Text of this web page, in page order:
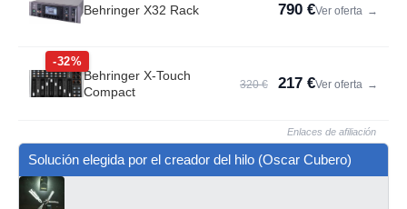
Behringer X32 Rack 790 €Ver oferta →
-32%
Behringer X-Touch
Compact
320 € 217 €Ver oferta →
Enlaces de afiliación
Solución elegida por el creador del hilo (Oscar Cubero)